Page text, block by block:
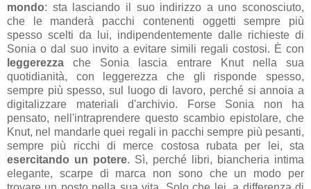
mondo: sta lasciando il suo indirizzo a uno sconosciuto,
che le manderà pacchi contenenti oggetti sempre più
spesso scelti da lui, indipendentemente dalle richieste di
Sonia o dal suo invito a evitare simili regali costosi. È con
leggerezza che Sonia lascia entrare Knut nella sua
quotidianità, con leggerezza che gli risponde spesso,
sempre più spesso, sul luogo di lavoro, perché si annoia a
digitalizzare materiali d'archivio. Forse Sonia non ha
pensato, nell'intraprendere questo scambio epistolare, che
Knut, nel mandarle quei regali in pacchi sempre più pesanti,
sempre più ricchi di merce costosa rubata per lei, sta
esercitando un potere. Sì, perché libri, biancheria intima
elegante, scarpe di marca non sono che un modo per